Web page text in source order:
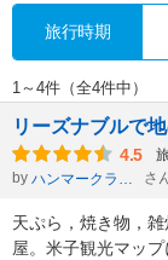
旅行時期
1～4件（全4件中）
リーズナブルで
4.5
by
ハンマークラヴィーア さ
天ぷら，焼き物，
屋。米子観光マッ